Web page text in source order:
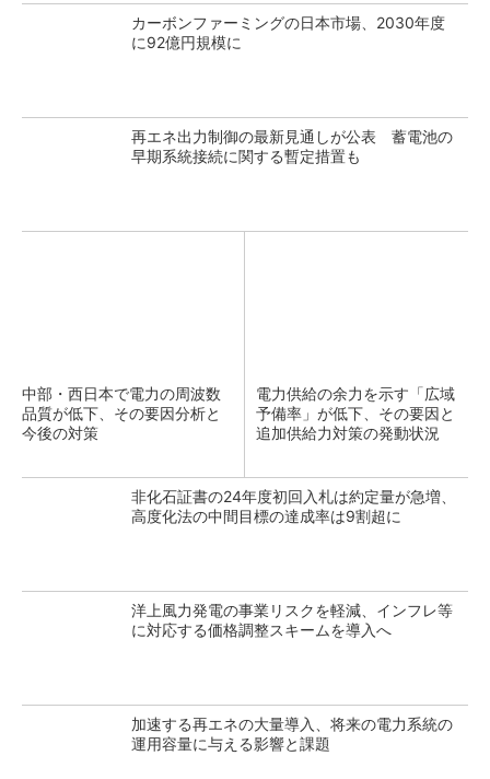
カーボンファーミングの日本市場、2030年度
に92億円規模に
再エネ出力制御の最新見通しが公表 蓄電池の
早期系統接続に関する暫定措置も
中部・西日本で電力の周波数
品質が低下、その要因分析と
今後の対策
電力供給の余力を示す「広域
予備率」が低下、その要因と
追加供給力対策の発動状況
非化石証書の24年度初回入札は約定量が急増、
高度化法の中間目標の達成率は9割超に
洋上風力発電の事業リスクを軽減、インフレ等
に対応する価格調整スキームを導入へ
加速する再エネの大量導入、将来の電力系統の
運用容量に与える影響と課題